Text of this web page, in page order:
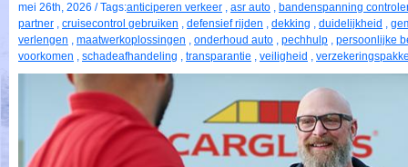
mei 26th, 2026 / Tags:anticiperen verkeer , asr auto , bandenspanning
partner , cruisecontrol gebruiken , defensief rijden , dekking , duidelijkheid ,
verlengen , maatwerkoplossingen , onderhoud auto , pechhulp , persoonlijke
voorkomen , schadeafhandeling , transparantie , veiligheid ,